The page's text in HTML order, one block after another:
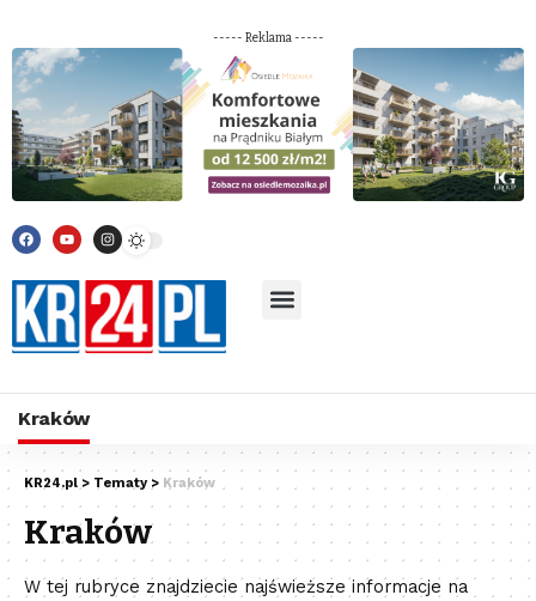
----- Reklama -----
Kraków
KR24.pl > Tematy > Kraków
Kraków
W tej rubryce znajdziecie najświeższe informacje na